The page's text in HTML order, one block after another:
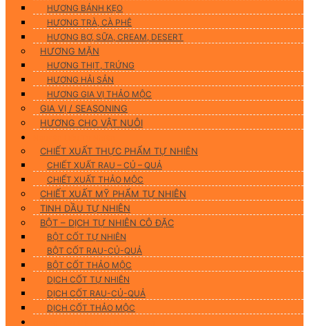
HƯƠNG BÁNH KẸO
HƯƠNG TRÀ, CÀ PHÊ
HƯƠNG BƠ, SỮA, CREAM, DESERT
HƯƠNG MẶN
HƯƠNG THỊT, TRỨNG
HƯƠNG HẢI SẢN
HƯƠNG GIA VỊ THẢO MỘC
GIA VỊ / SEASONING
HƯƠNG CHO VẬT NUÔI
CHIẾT XUẤT THỰC PHẨM TỰ NHIÊN
CHIẾT XUẤT RAU – CỦ – QUẢ
CHIẾT XUẤT THẢO MỘC
CHIẾT XUẤT MỸ PHẨM TỰ NHIÊN
TINH DẦU TỰ NHIÊN
BỘT – DỊCH TỰ NHIÊN CÔ ĐẶC
BỘT CỐT TỰ NHIÊN
BỘT CỐT RAU-CỦ-QUẢ
BỘT CỐT THẢO MỘC
DỊCH CỐT TỰ NHIÊN
DỊCH CỐT RAU-CỦ-QUẢ
DỊCH CỐT THẢO MỘC